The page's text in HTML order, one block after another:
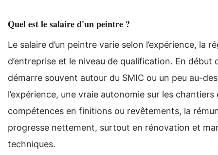
Quel est le salaire d'un peintre ?
Le salaire d’un peintre varie selon l’expérience, la
d’entreprise et le niveau de qualification. En début
démarre souvent autour du SMIC ou un peu au-
l’expérience, une vraie autonomie sur les chantiers
compétences en finitions ou revêtements, la
progresse nettement, surtout en rénovation et
techniques.